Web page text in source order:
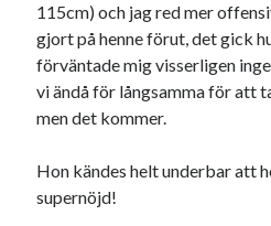
juni 2023
maj 2023
april 2023
mars 2023
februari 2023
december 2022
november 2022
115cm) och jag red mer
gjort på henne förut, det gick
förväntade mig visserligen
vi ändå för långsamma för att
men det kommer.
Hon kändes helt underbar att
supernöjd!